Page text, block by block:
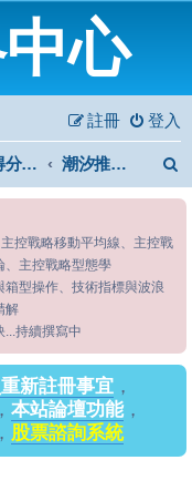
心
登入
註冊
心得分享專區 潮汐推演與均線網聚
控戰略移動平均線、主控戰
、主控戰略型態學
型操作、技術指標與波浪
解
...持續撰寫中
新註冊事宜 ，
， 本站論壇功能，
股票諮詢系統